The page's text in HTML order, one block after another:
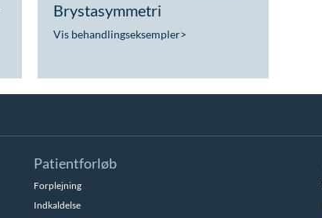
Brystasymmetri
Vis behandlingseksempler>
Patientforløb
Forplejning
Indkaldelse